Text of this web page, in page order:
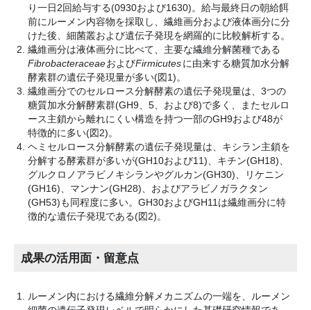
り一日2回給与する(0930および1630)。給与最終日の朝給餌
前にルーメン内容物を採取し、繊維画分および液体画分に分
けた後、細菌叢および遺伝子発現を網羅的に比較解析する。
繊維画分は液体画分に比べて、主要な繊維分解菌種である
FibrobacteraceaeおよびFirmicutesに由来する糖質加水分解
酵素群の遺伝子発現量が多い(図1)。
繊維画分でのセルロース分解酵素の遺伝子発現量は、3つの
糖質加水分解酵素群(GH9、5、および8)で多く、またセルロ
ース主鎖から離れにくい構造を持つ一部のGH9および48が
特徴的に多い(図2)。
ヘミセルロース分解酵素の遺伝子発現量は、キシラン主鎖を
分解する酵素群が多いが(GH10および11)、キチン(GH18)、
グルクロノアラビノキシランやグルカン(GH30)、リケニン
(GH16)、マンナン(GH28)、およびアラビノガラクタン
(GH53)も同程度に多い。GH30およびGH11は繊維画分に特
徴的な遺伝子発現である(図2)。
成果の活用面・留意点
ルーメン内における繊維分解メカニズムの一端を、ルーメン